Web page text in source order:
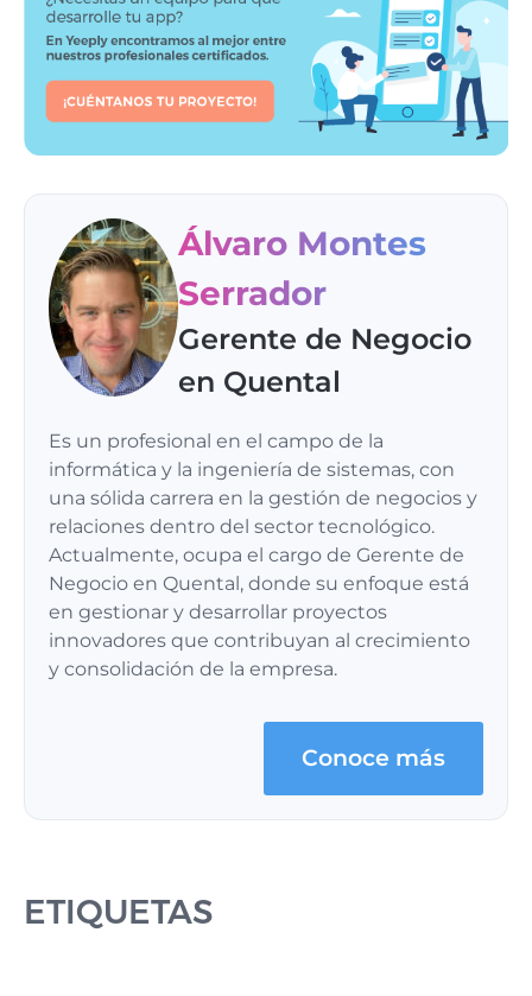
Álvaro Montes
Serrador
Gerente de Negocio
en Quental
Es un profesional en el campo de la
informática y la ingeniería de sistemas, con
una sólida carrera en la gestión de negocios y
relaciones dentro del sector tecnológico.
Actualmente, ocupa el cargo de Gerente de
Negocio en Quental, donde su enfoque está
en gestionar y desarrollar proyectos
innovadores que contribuyan al crecimiento
y consolidación de la empresa.
Conoce más
ETIQUETAS